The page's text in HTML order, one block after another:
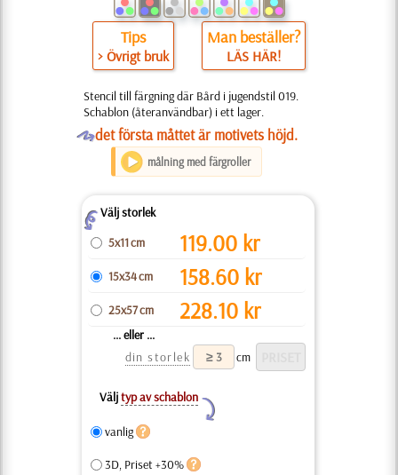
Tips
> Övrigt bruk
Man beställer?
LÄS HÄR!
Stencil till färgning där Bård i jugendstil 019.
Schablon (återanvändbar) i ett lager.
Odet första måttet är motivets höjd.
målning med färgroller
ZVälj storlek
5x11 cm
119.00 kr
15x34 cm 158.60 kr
25x57 cm 228.10 kr
... eller ...
din storlek
cm
Väljtyp av schablon
Y
vanlig
3D, Priset +30%